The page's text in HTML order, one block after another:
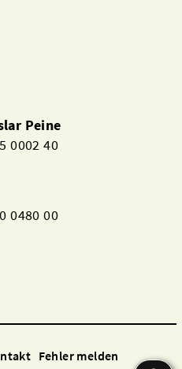
Peine
0002 40
0480 00
Fehler melden